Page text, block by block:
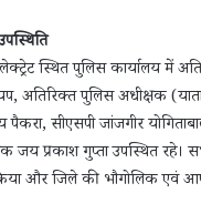
स्थित पुलिस कार्यालय में
अतिरिक्त पुलिस अधीक्षक
सीएसपी जांजगीर
जय प्रकाश गुप्ता उपस्थित रहे।
और जिले की भौगोलिक एवं